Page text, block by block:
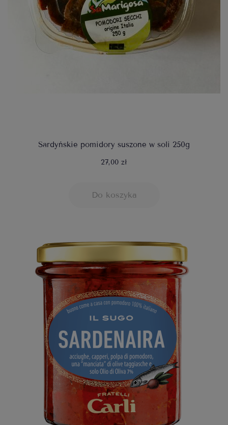
Sardyńskie pomidory suszone w soli 250g
27,00 zł
Do koszyka